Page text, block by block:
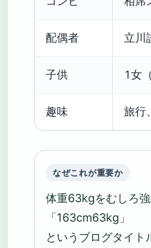
配偶者 立川
子供 1女
趣味 旅行
なぜこれが重要か
体重63kgをむしろ
「163cm63kg」
というブログタイト